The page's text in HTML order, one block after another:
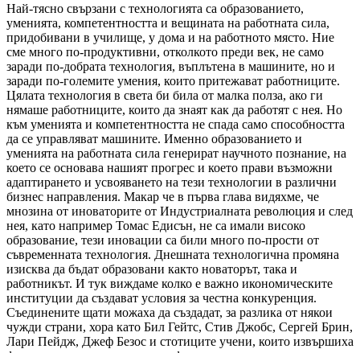
Най-тясно свързани с технологията са образованието,
уменията, компетентността и вещината на работната сила,
придобивани в училище, у дома и на работното място. Ние
сме много по-продуктивни, отколкото преди век, не само
заради по-добрата технология, въплътена в машините, но и
заради по-големите умения, които притежават работниците.
Цялата технология в света би била от малка полза, ако ги
нямаше работниците, които да знаят как да работят с нея. Но
към уменията и компетентността не спада само способността
да се управляват машините. Именно образованието и
уменията на работната сила генерират научното познание, на
което се основава нашият прогрес и което прави възможни
адаптирането и усвояването на тези технологии в различни
бизнес направления. Макар че в първа глава видяхме, че
мнозина от иноваторите от Индустриалната революция и след
нея, като например Томас Едисън, не са имали високо
образование, тези иновации са били много по-прости от
съвременната технология. Днешната технологична промяна
изисква да бъдат образовани както новаторът, така и
работникът. И тук виждаме колко е важно икономическите
институции да създават условия за честна конкуренция.
Съединените щати можаха да създадат, за разлика от някои
чужди страни, хора като Бил Гейтс, Стив Джобс, Сергей Брин,
Лари Пейдж, Джеф Безос и стотиците учени, които извършиха